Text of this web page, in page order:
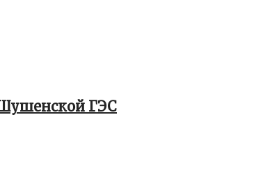
Шушенской ГЭС